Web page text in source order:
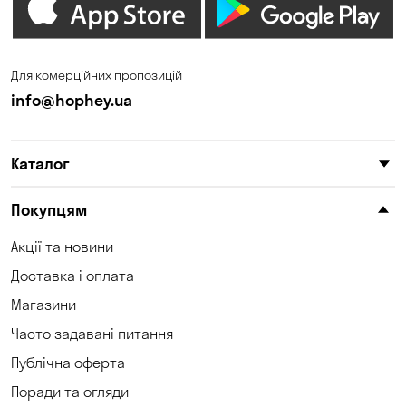
Зазим’є Запоріжжя
Кам'яні Потоки
Котівка
Кошари
Крюківщина
Для комерційних пропозицій
info@hophey.ua
Каталог
Покупцям
Акції та новини
Доставка і оплата
Магазини
Часто задавані питання
Публічна оферта
Поради та огляди